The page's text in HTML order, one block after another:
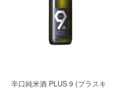
辛口純米酒 PLUS 9 (プラスキ